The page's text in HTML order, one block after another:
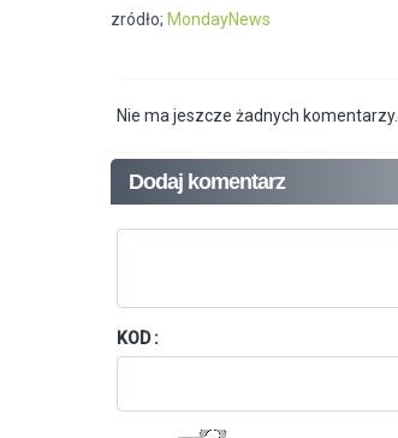
zródło; MondayNews
Nie ma jeszcze żadnych komentarzy.
Dodaj komentarz
KOD :